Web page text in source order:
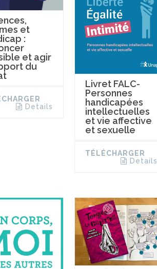
et
:
et agir
du
Details
Livret FALC-
Personnes
handicapées
intellectuelles
et vie affective
et sexuelle
TÉLÉCHARGER
Details